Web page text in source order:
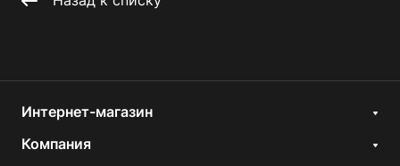
Интернет-магазин
Компания